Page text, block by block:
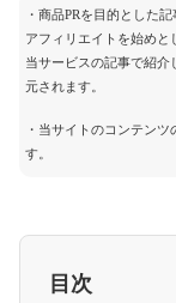
・商品PRを目的とした
アフィリエイトを始めと
当サービスの記事で紹介
元されます。
・当サイトのコンテン
す。
目次